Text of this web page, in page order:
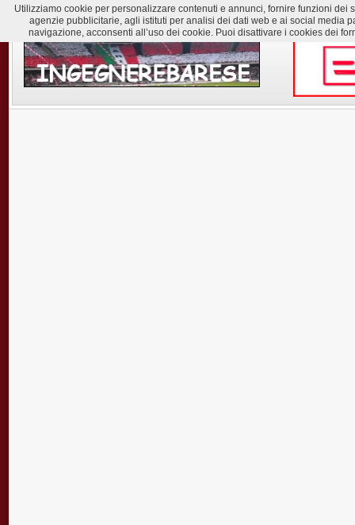
Utilizziamo cookie per personalizzare contenuti e annunci, fornire funzioni
agenzie pubblicitarie, agli istituti per analisi dei dati web e ai social media
navigazione, acconsenti all’uso dei cookie. Puoi disattivare i cookies dei